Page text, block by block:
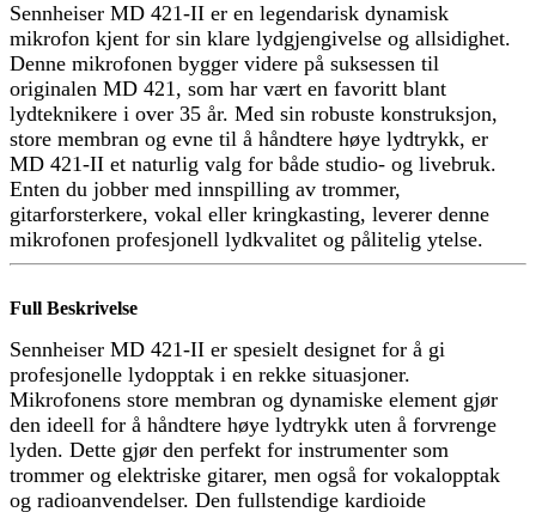
Sennheiser MD 421-II er en legendarisk dynamisk
mikrofon kjent for sin klare lydgjengivelse og allsidighet.
Denne mikrofonen bygger videre på suksessen til
originalen MD 421, som har vært en favoritt blant
lydteknikere i over 35 år. Med sin robuste konstruksjon,
store membran og evne til å håndtere høye lydtrykk, er
MD 421-II et naturlig valg for både studio- og livebruk.
Enten du jobber med innspilling av trommer,
gitarforsterkere, vokal eller kringkasting, leverer denne
mikrofonen profesjonell lydkvalitet og pålitelig ytelse.
Full Beskrivelse
Sennheiser MD 421-II er spesielt designet for å gi
profesjonelle lydopptak i en rekke situasjoner.
Mikrofonens store membran og dynamiske element gjør
den ideell for å håndtere høye lydtrykk uten å forvrenge
lyden. Dette gjør den perfekt for instrumenter som
trommer og elektriske gitarer, men også for vokalopptak
og radioanvendelser. Den fullstendige kardioide